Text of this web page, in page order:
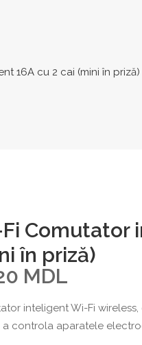
16A cu 2 cai (mini în priză)
Comutator
în priză)
MDL
inteligent Wi-Fi
a controla aparatele